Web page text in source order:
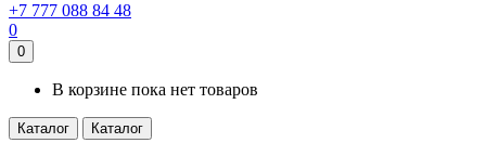
+7 777 088 84 48
0
0
В корзине пока нет товаров
Каталог Каталог